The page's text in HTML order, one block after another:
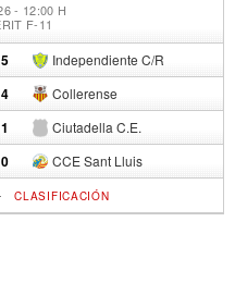
- 12:00 H
F-11
Independiente C/R
5
Collerense
4
Ciutadella C.E.
1
CCE Sant Lluis
0
CLASIFICACIÓN